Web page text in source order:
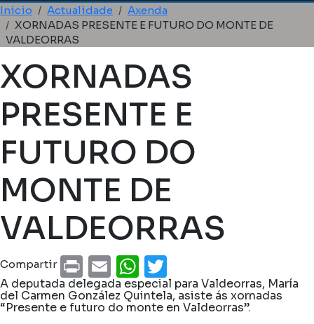
Miga de pan
Inicio Actualidade
Axenda
XORNADAS PRESENTE E FUTURO DO MONTE DE
VALDEORRAS
XORNADAS
PRESENTE E
FUTURO DO
MONTE DE
VALDEORRAS
Compartir PrintEmailWhatsApp
A deputada delegada especial para Valdeorras, María
del Carmen González Quintela, asiste ás xornadas
“Presente e futuro do monte en Valdeorras”.